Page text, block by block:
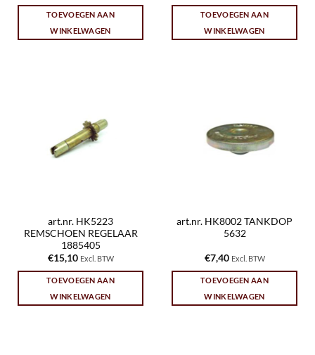
TOEVOEGEN AAN
WINKELWAGEN
TOEVOEGEN AAN
WINKELWAGEN
art.nr. HK5223
REMSCHOEN REGELAAR
1885405
€15,10 Excl. BTW
TOEVOEGEN AAN
WINKELWAGEN
art.nr. HK8002 TANKDOP
5632
€7,40 Excl. BTW
TOEVOEGEN AAN
WINKELWAGEN